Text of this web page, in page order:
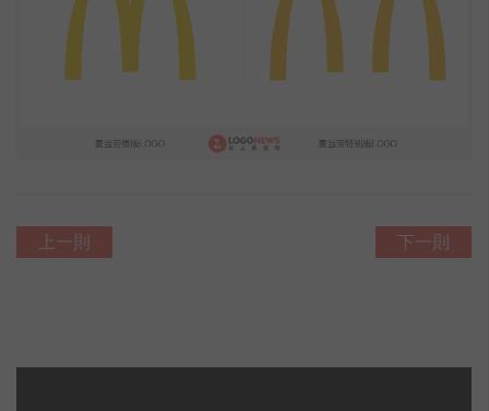
上一則 下一則